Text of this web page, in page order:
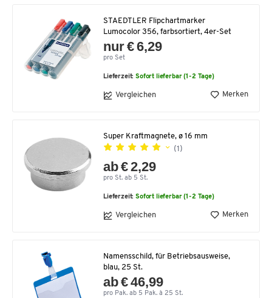
STAEDTLER Flipchartmarker
Lumocolor 356, farbsortiert, 4er-Set
nur € 6,29
pro Set
Lieferzeit:Sofort lieferbar (1-2 Tage)
Vergleichen Merken
Super Kraftmagnete, ø 16 mm
(1)
ab € 2,29
pro St. ab 5 St.
Lieferzeit:Sofort lieferbar (1-2 Tage)
Vergleichen Merken
Namensschild, für Betriebsausweise,
blau, 25 St.
ab € 46,99
pro Pak. ab 5 Pak. à 25 St.